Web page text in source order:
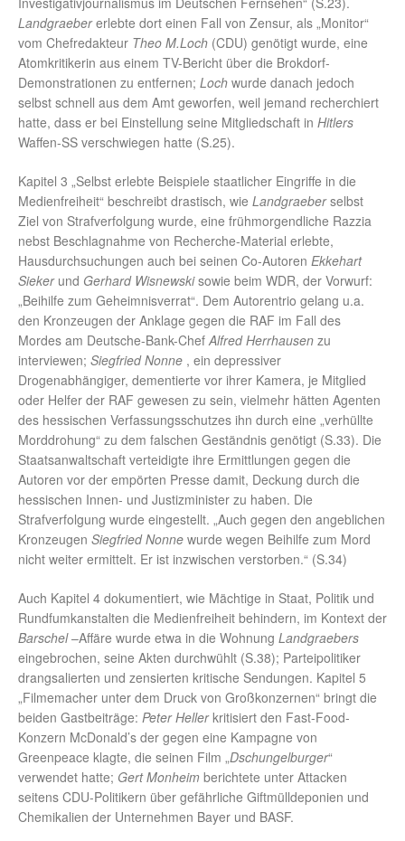
Landgraebererlebte dort einen Fall von Zensur, als „Monitor“
vom Chefredakteur Theo M.Loch (CDU) genötigt wurde, eine
Atomkritikerin aus einem TV-Bericht über die Brokdorf-
Demonstrationen zu entfernen; Loch wurde danach jedoch
selbst schnell aus dem Amt geworfen, weil jemand recherchiert
hatte, dass er bei Einstellung seine Mitgliedschaft in Hitlers
Waffen-SS verschwiegen hatte (S.25).
Kapitel 3 „Selbst erlebte Beispiele staatlicher Eingriffe in die
Medienfreiheit“ beschreibt drastisch, wie Landgraeberselbst
Ziel von Strafverfolgung wurde, eine frühmorgendliche Razzia
nebst Beschlagnahme von Recherche-Material erlebte,
Hausdurchsuchungen auch bei seinen Co-Autoren Ekkehart
Sieker und Gerhard Wisnewskisowie beim WDR, der Vorwurf:
„Beihilfe zum Geheimnisverrat“. Dem Autorentrio gelang u.a.
den Kronzeugen der Anklage gegen die RAF im Fall des
Mordes am Deutsche-Bank-ChefAlfred Herrhausen zu
interviewen; Siegfried Nonne , ein depressiver
Drogenabhängiger, dementierte vor ihrer Kamera, je Mitglied
oder Helfer der RAF gewesen zu sein, vielmehr hätten Agenten
des hessischen Verfassungsschutzes ihn durch eine „verhüllte
Morddrohung“ zu dem falschen Geständnis genötigt (S.33). Die
Staatsanwaltschaft verteidigte ihre Ermittlungen gegen die
Autoren vor der empörten Presse damit, Deckung durch die
hessischen Innen- und Justizminister zu haben. Die
Strafverfolgung wurde eingestellt. „Auch gegen den angeblichen
Kronzeugen Siegfried Nonne wurde wegen Beihilfe zum Mord
nicht weiter ermittelt. Er ist inzwischen verstorben.“ (S.34)
Auch Kapitel 4 dokumentiert, wie Mächtige in Staat, Politik und
Rundfumkanstalten die Medienfreiheit behindern, im Kontext der
Barschel–Affäre wurde etwa in die Wohnung Landgraebers
eingebrochen, seine Akten durchwühlt (S.38); Parteipolitiker
drangsalierten und zensierten kritische Sendungen. Kapitel 5
„Filmemacher unter dem Druck von Großkonzernen“ bringt die
beiden Gastbeiträge: Peter Hellerkritisiert den Fast-Food-
Konzern McDonald’s der gegen eine Kampagne von
Greenpeace klagte, die seinen Film „Dschungelburger“
verwendet hatte; Gert Monheim berichtete unter Attacken
seitens CDU-Politikern über gefährliche Giftmülldeponien und
Chemikalien der Unternehmen Bayer und BASF.